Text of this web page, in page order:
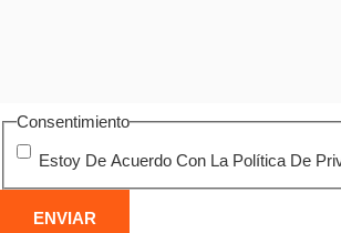
Consentimiento
Estoy De Acuerdo Con La Política De